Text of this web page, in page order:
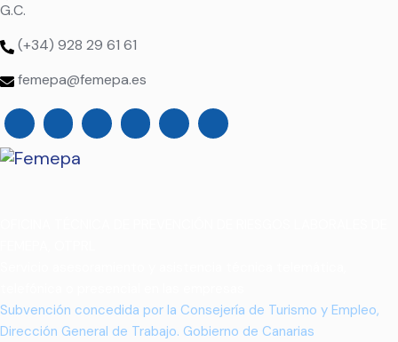
G.C.
(+34) 928 29 61 61
femepa@femepa.es
Subvención concedida por la Consejería de Turismo y Empleo,
Dirección General de Trabajo. Gobierno de Canarias